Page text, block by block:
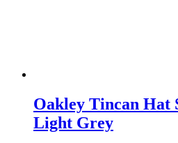
Oakley Tincan Hat
Light Grey